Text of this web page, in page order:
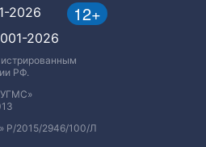
12+
2026
2026
РФ.
УГМС»
Р/2015/2946/100/Л